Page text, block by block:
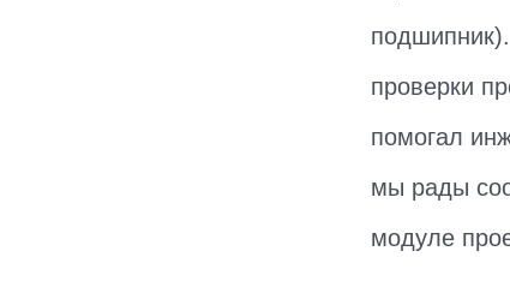
проверки
помогал
мы рады
модуле